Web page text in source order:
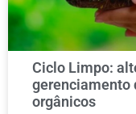
Ciclo Limpo:
gerenciamento
orgânicos